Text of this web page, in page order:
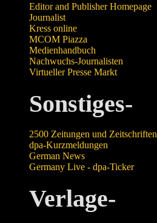
Editor and Publisher Homepage
Journalist
Kress online
MCOM Piazza
Medienhandbuch
Nachwuchs-Journalisten
Virtueller Presse Markt
Sonstiges-
2500 Zeitungen und Zeitschriften
dpa-Kurzmeldungen
German News
Germany Live - dpa-Ticker
Verlage-